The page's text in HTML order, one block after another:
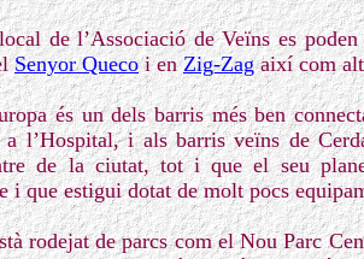
de l’Associació de Veïns es
Senyor Quecoi enZig-Zagaixí com
és un dels barris més ben
a l’Hospital, i als barris veïns de
de la ciutat, tot i que el seu
i que estigui dotat de molt pocs
rodejat de parcs com el Nou Parc